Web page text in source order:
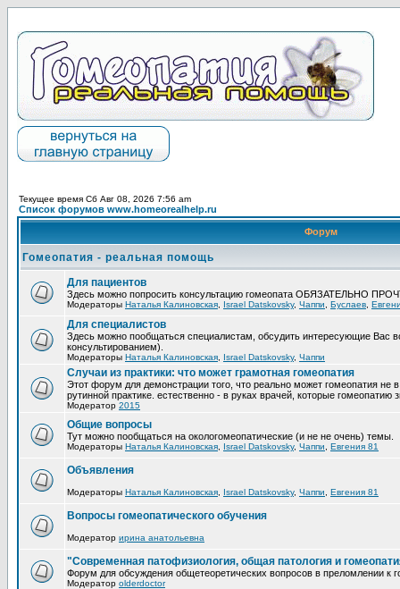
Текущее время Сб Авг 08, 2026 7:56 am
Список форумов www.homeorealhelp.ru
Форум
Гомеопатия - реальная помощь
Для пациентов
Здесь можно попросить консультацию гомеопата ОБЯЗАТЕЛЬНО
Модераторы Наталья Калиновская Israel Datskovsky, Чаппи Буслаев
Для специалистов
Здесь можно пообщаться специалистам, обсудить интересующие Вас
консультированием).
Модераторы Наталья Калиновская Israel Datskovsky, Чаппи
Случаи из практики: что может грамотная гомеопатия
Этот форум для демонстрации того, что реально может гомеопатия не
рутинной практике. естественно - в руках врачей, которые гомеопатию
Модератор 2015
Общие вопросы
Тут можно пообщаться на окологомеопатические (и не не очень) темы.
Модераторы Наталья Калиновская Israel Datskovsky, Чаппи Евгения 81
Объявления
Модераторы Наталья Калиновская Israel Datskovsky, Чаппи Евгения 81
Вопросы гомеопатического обучения
Модератор ирина анатольевна
"Современная патофизиология, общая патология и
Форум для обсуждения общетеоретических вопросов в преломлении к
Модератор olderdoctor